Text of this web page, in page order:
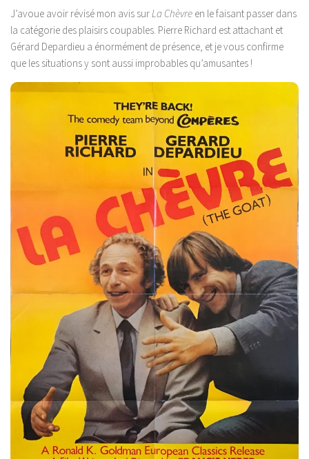
J’avoue avoir révisé mon avis surLa Chèvre en le faisant passer dans
la catégorie des plaisirs coupables. Pierre Richard est attachant et
Gérard Depardieu a énormément de présence, et je vous confirme
que les situations y sont aussi improbables qu’amusantes !